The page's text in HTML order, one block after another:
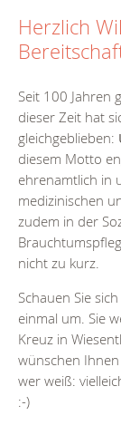
Herzlich
Seit 100 Jahren
dieser Zeit hat
gleichgeblieben:
diesem Motto
ehrenamtlich in
medizinischen
zudem in der
nicht zu kurz.
Schauen Sie
einmal um. Sie
Kreuz in
wünschen
wer weiß:
:-)